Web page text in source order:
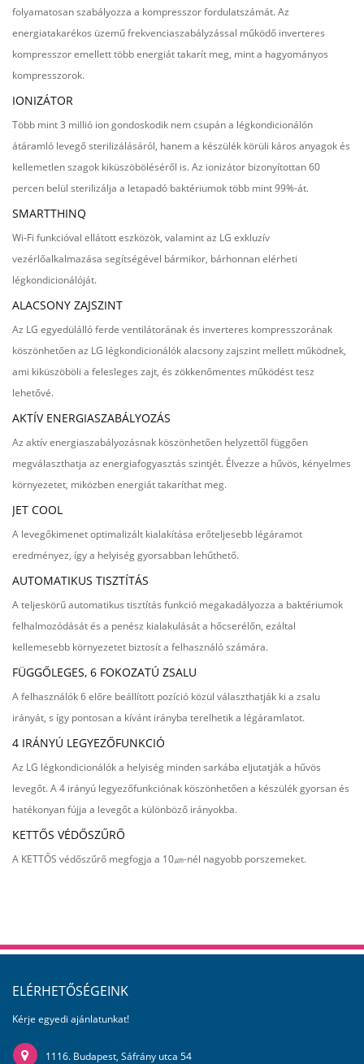
folyamatosan szabályozza a kompresszor fordulatszámát. Az
energiatakarékos üzemű frekvenciaszabályzással működő inverteres
kompresszor emellett több energiát takarít meg, mint a hagyományos
kompresszorok.
IONIZÁTOR
Több mint 3 millió ion gondoskodik nem csupán a légkondicionálón
átáramló levegő sterilizálásáról, hanem a készülék körüli káros anyagok és
kellemetlen szagok kiküszöböléséről is. Az ionizátor bizonyítottan 60
percen belül sterilizálja a letapadó baktériumok több mint 99%-át.
SMARTTHINQ
Wi-Fi funkcióval ellátott eszközök, valamint az LG exkluzív
vezérlőalkalmazása segítségével bármikor, bárhonnan elérheti
légkondicionálóját.
ALACSONY ZAJSZINT
Az LG egyedülálló ferde ventilátorának és inverteres kompresszorának
köszönhetően az LG légkondicionálók alacsony zajszint mellett működnek,
ami kiküszöböli a felesleges zajt, és zökkenőmentes működést tesz
lehetővé.
AKTÍV ENERGIASZABÁLYOZÁS
Az aktív energiaszabályozásnak köszönhetően helyzettől függően
megválaszthatja az energiafogyasztás szintjét. Élvezze a hűvös, kényelmes
környezetet, miközben energiát takaríthat meg.
JET COOL
A levegőkimenet optimalizált kialakítása erőteljesebb légáramot
eredményez, így a helyiség gyorsabban lehűthető.
AUTOMATIKUS TISZTÍTÁS
A teljeskörű automatikus tisztítás funkció megakadályozza a baktériumok
felhalmozódását és a penész kialakulását a hőcserélőn, ezáltal
kellemesebb környezetet biztosít a felhasználó számára.
FÜGGŐLEGES, 6 FOKOZATÚ ZSALU
A felhasználók 6 előre beállított pozíció közül választhatják ki a zsalu
irányát, s így pontosan a kívánt irányba terelhetik a légáramlatot.
4 IRÁNYÚ LEGYEZŐFUNKCIÓ
Az LG légkondicionálók a helyiség minden sarkába eljutatják a hűvös
levegőt. A 4 irányú legyezőfunkciónak köszönhetően a készülék gyorsan és
hatékonyan fújja a levegőt a különböző irányokba.
KETTŐS VÉDŐSZŰRŐ
A KETTŐS védőszűrő megfogja a 10㎛-nél nagyobb porszemeket.
ELÉRHETŐSÉGEINK
Kérje egyedi ajánlatunkat!
1116. Budapest, Sáfrány utca 54